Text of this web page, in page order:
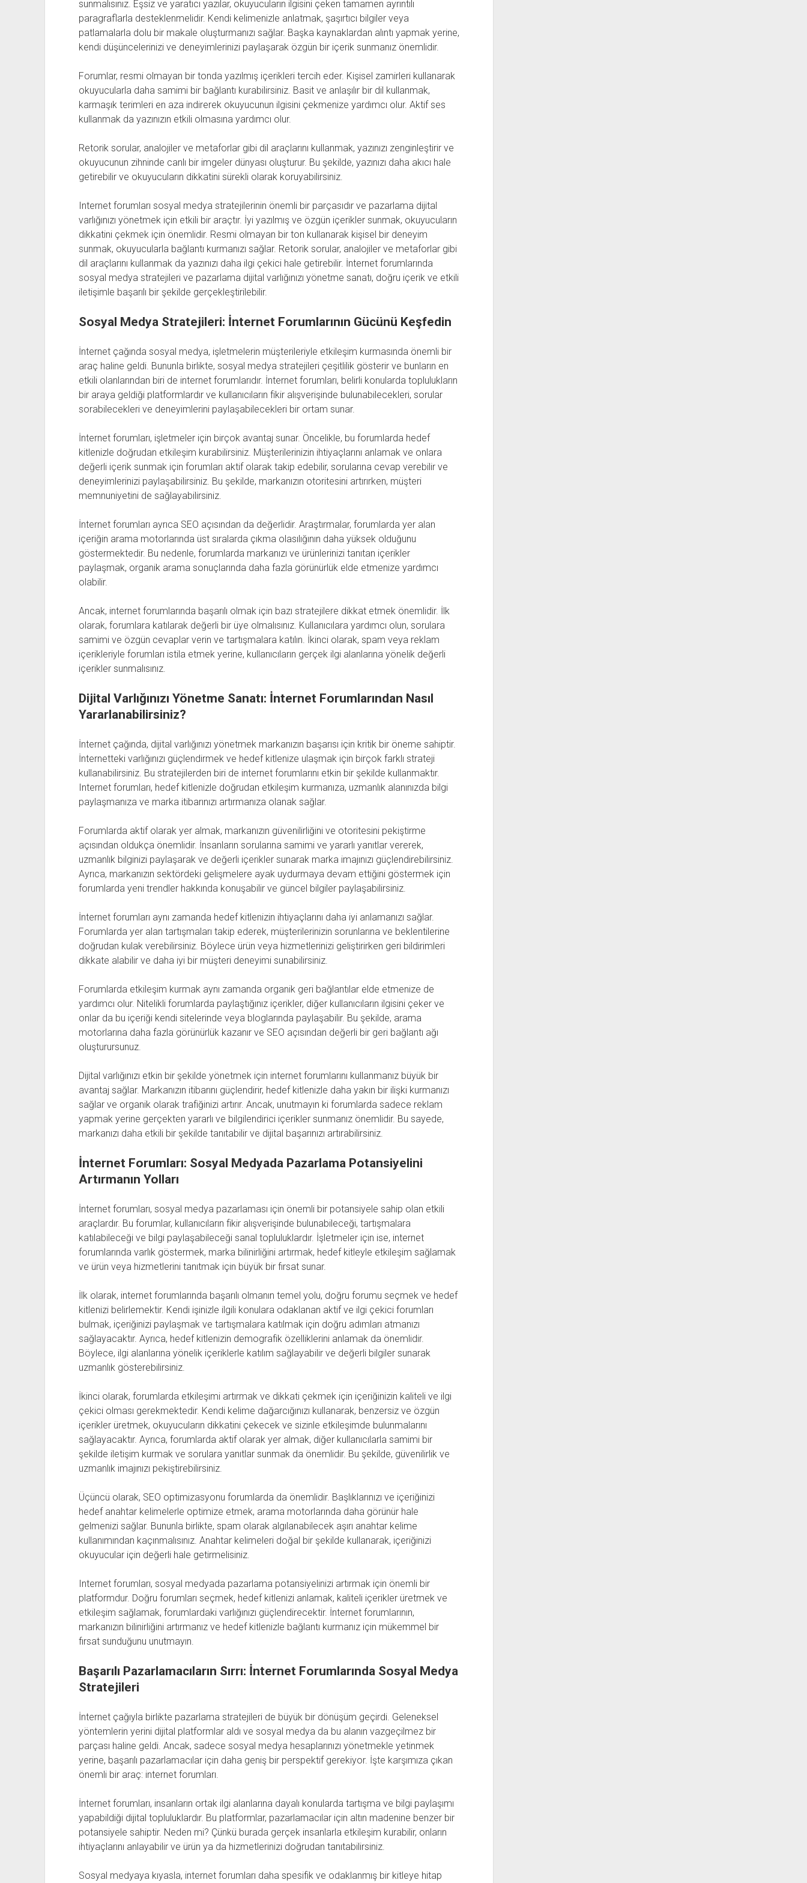
sunmalısınız. Eşsiz ve yaratıcı yazılar, okuyucuların ilgisini çeken tamamen ayrıntılı
paragraflarla desteklenmelidir. Kendi kelimenizle anlatmak, şaşırtıcı bilgiler veya
patlamalarla dolu bir makale oluşturmanızı sağlar. Başka kaynaklardan alıntı yapmak yerine,
kendi düşüncelerinizi ve deneyimlerinizi paylaşarak özgün bir içerik sunmanız önemlidir.
Forumlar, resmi olmayan bir tonda yazılmış içerikleri tercih eder. Kişisel zamirleri kullanarak
okuyucularla daha samimi bir bağlantı kurabilirsiniz. Basit ve anlaşılır bir dil kullanmak,
karmaşık terimleri en aza indirerek okuyucunun ilgisini çekmenize yardımcı olur. Aktif ses
kullanmak da yazınızın etkili olmasına yardımcı olur.
Retorik sorular, analojiler ve metaforlar gibi dil araçlarını kullanmak, yazınızı zenginleştirir ve
okuyucunun zihninde canlı bir imgeler dünyası oluşturur. Bu şekilde, yazınızı daha akıcı hale
getirebilir ve okuyucuların dikkatini sürekli olarak koruyabilirsiniz.
Internet forumları sosyal medya stratejilerinin önemli bir parçasıdır ve pazarlama dijital
varlığınızı yönetmek için etkili bir araçtır. İyi yazılmış ve özgün içerikler sunmak, okuyucuların
dikkatini çekmek için önemlidir. Resmi olmayan bir ton kullanarak kişisel bir deneyim
sunmak, okuyucularla bağlantı kurmanızı sağlar. Retorik sorular, analojiler ve metaforlar gibi
dil araçlarını kullanmak da yazınızı daha ilgi çekici hale getirebilir. İnternet forumlarında
sosyal medya stratejileri ve pazarlama dijital varlığınızı yönetme sanatı, doğru içerik ve etkili
iletişimle başarılı bir şekilde gerçekleştirilebilir.
Sosyal Medya Stratejileri: İnternet Forumlarının Gücünü Keşfedin
İnternet çağında sosyal medya, işletmelerin müşterileriyle etkileşim kurmasında önemli bir
araç haline geldi. Bununla birlikte, sosyal medya stratejileri çeşitlilik gösterir ve bunların en
etkili olanlarından biri de internet forumlarıdır. İnternet forumları, belirli konularda toplulukların
bir araya geldiği platformlardır ve kullanıcıların fikir alışverişinde bulunabilecekleri, sorular
sorabilecekleri ve deneyimlerini paylaşabilecekleri bir ortam sunar.
İnternet forumları, işletmeler için birçok avantaj sunar. Öncelikle, bu forumlarda hedef
kitlenizle doğrudan etkileşim kurabilirsiniz. Müşterilerinizin ihtiyaçlarını anlamak ve onlara
değerli içerik sunmak için forumları aktif olarak takip edebilir, sorularına cevap verebilir ve
deneyimlerinizi paylaşabilirsiniz. Bu şekilde, markanızın otoritesini artırırken, müşteri
memnuniyetini de sağlayabilirsiniz.
İnternet forumları ayrıca SEO açısından da değerlidir. Araştırmalar, forumlarda yer alan
içeriğin arama motorlarında üst sıralarda çıkma olasılığının daha yüksek olduğunu
göstermektedir. Bu nedenle, forumlarda markanızı ve ürünlerinizi tanıtan içerikler
paylaşmak, organik arama sonuçlarında daha fazla görünürlük elde etmenize yardımcı
olabilir.
Ancak, internet forumlarında başarılı olmak için bazı stratejilere dikkat etmek önemlidir. İlk
olarak, forumlara katılarak değerli bir üye olmalısınız. Kullanıcılara yardımcı olun, sorulara
samimi ve özgün cevaplar verin ve tartışmalara katılın. İkinci olarak, spam veya reklam
içerikleriyle forumları istila etmek yerine, kullanıcıların gerçek ilgi alanlarına yönelik değerli
içerikler sunmalısınız.
Dijital Varlığınızı Yönetme Sanatı: İnternet Forumlarından Nasıl
Yararlanabilirsiniz?
İnternet çağında, dijital varlığınızı yönetmek markanızın başarısı için kritik bir öneme sahiptir.
İnternetteki varlığınızı güçlendirmek ve hedef kitlenize ulaşmak için birçok farklı strateji
kullanabilirsiniz. Bu stratejilerden biri de internet forumlarını etkin bir şekilde kullanmaktır.
Internet forumları, hedef kitlenizle doğrudan etkileşim kurmanıza, uzmanlık alanınızda bilgi
paylaşmanıza ve marka itibarınızı artırmanıza olanak sağlar.
Forumlarda aktif olarak yer almak, markanızın güvenilirliğini ve otoritesini pekiştirme
açısından oldukça önemlidir. İnsanların sorularına samimi ve yararlı yanıtlar vererek,
uzmanlık bilginizi paylaşarak ve değerli içerikler sunarak marka imajınızı güçlendirebilirsiniz.
Ayrıca, markanızın sektördeki gelişmelere ayak uydurmaya devam ettiğini göstermek için
forumlarda yeni trendler hakkında konuşabilir ve güncel bilgiler paylaşabilirsiniz.
İnternet forumları aynı zamanda hedef kitlenizin ihtiyaçlarını daha iyi anlamanızı sağlar.
Forumlarda yer alan tartışmaları takip ederek, müşterilerinizin sorunlarına ve beklentilerine
doğrudan kulak verebilirsiniz. Böylece ürün veya hizmetlerinizi geliştirirken geri bildirimleri
dikkate alabilir ve daha iyi bir müşteri deneyimi sunabilirsiniz.
Forumlarda etkileşim kurmak aynı zamanda organik geri bağlantılar elde etmenize de
yardımcı olur. Nitelikli forumlarda paylaştığınız içerikler, diğer kullanıcıların ilgisini çeker ve
onlar da bu içeriği kendi sitelerinde veya bloglarında paylaşabilir. Bu şekilde, arama
motorlarına daha fazla görünürlük kazanır ve SEO açısından değerli bir geri bağlantı ağı
oluşturursunuz.
Dijital varlığınızı etkin bir şekilde yönetmek için internet forumlarını kullanmanız büyük bir
avantaj sağlar. Markanızın itibarını güçlendirir, hedef kitlenizle daha yakın bir ilişki kurmanızı
sağlar ve organik olarak trafiğinizi artırır. Ancak, unutmayın ki forumlarda sadece reklam
yapmak yerine gerçekten yararlı ve bilgilendirici içerikler sunmanız önemlidir. Bu sayede,
markanızı daha etkili bir şekilde tanıtabilir ve dijital başarınızı artırabilirsiniz.
İnternet Forumları: Sosyal Medyada Pazarlama Potansiyelini
Artırmanın Yolları
İnternet forumları, sosyal medya pazarlaması için önemli bir potansiyele sahip olan etkili
araçlardır. Bu forumlar, kullanıcıların fikir alışverişinde bulunabileceği, tartışmalara
katılabileceği ve bilgi paylaşabileceği sanal topluluklardır. İşletmeler için ise, internet
forumlarında varlık göstermek, marka bilinirliğini artırmak, hedef kitleyle etkileşim sağlamak
ve ürün veya hizmetlerini tanıtmak için büyük bir fırsat sunar.
İlk olarak, internet forumlarında başarılı olmanın temel yolu, doğru forumu seçmek ve hedef
kitlenizi belirlemektir. Kendi işinizle ilgili konulara odaklanan aktif ve ilgi çekici forumları
bulmak, içeriğinizi paylaşmak ve tartışmalara katılmak için doğru adımları atmanızı
sağlayacaktır. Ayrıca, hedef kitlenizin demografik özelliklerini anlamak da önemlidir.
Böylece, ilgi alanlarına yönelik içeriklerle katılım sağlayabilir ve değerli bilgiler sunarak
uzmanlık gösterebilirsiniz.
İkinci olarak, forumlarda etkileşimi artırmak ve dikkati çekmek için içeriğinizin kaliteli ve ilgi
çekici olması gerekmektedir. Kendi kelime dağarcığınızı kullanarak, benzersiz ve özgün
içerikler üretmek, okuyucuların dikkatini çekecek ve sizinle etkileşimde bulunmalarını
sağlayacaktır. Ayrıca, forumlarda aktif olarak yer almak, diğer kullanıcılarla samimi bir
şekilde iletişim kurmak ve sorulara yanıtlar sunmak da önemlidir. Bu şekilde, güvenilirlik ve
uzmanlık imajınızı pekiştirebilirsiniz.
Üçüncü olarak, SEO optimizasyonu forumlarda da önemlidir. Başlıklarınızı ve içeriğinizi
hedef anahtar kelimelerle optimize etmek, arama motorlarında daha görünür hale
gelmenizi sağlar. Bununla birlikte, spam olarak algılanabilecek aşırı anahtar kelime
kullanımından kaçınmalısınız. Anahtar kelimeleri doğal bir şekilde kullanarak, içeriğinizi
okuyucular için değerli hale getirmelisiniz.
Internet forumları, sosyal medyada pazarlama potansiyelinizi artırmak için önemli bir
platformdur. Doğru forumları seçmek, hedef kitlenizi anlamak, kaliteli içerikler üretmek ve
etkileşim sağlamak, forumlardaki varlığınızı güçlendirecektir. İnternet forumlarının,
markanızın bilinirliğini artırmanız ve hedef kitlenizle bağlantı kurmanız için mükemmel bir
fırsat sunduğunu unutmayın.
Başarılı Pazarlamacıların Sırrı: İnternet Forumlarında Sosyal Medya
Stratejileri
İnternet çağıyla birlikte pazarlama stratejileri de büyük bir dönüşüm geçirdi. Geleneksel
yöntemlerin yerini dijital platformlar aldı ve sosyal medya da bu alanın vazgeçilmez bir
parçası haline geldi. Ancak, sadece sosyal medya hesaplarınızı yönetmekle yetinmek
yerine, başarılı pazarlamacılar için daha geniş bir perspektif gerekiyor. İşte karşımıza çıkan
önemli bir araç: internet forumları.
İnternet forumları, insanların ortak ilgi alanlarına dayalı konularda tartışma ve bilgi paylaşımı
yapabildiği dijital topluluklardır. Bu platformlar, pazarlamacılar için altın madenine benzer bir
potansiyele sahiptir. Neden mi? Çünkü burada gerçek insanlarla etkileşim kurabilir, onların
ihtiyaçlarını anlayabilir ve ürün ya da hizmetlerinizi doğrudan tanıtabilirsiniz.
Sosyal medyaya kıyasla, internet forumları daha spesifik ve odaklanmış bir kitleye hitap